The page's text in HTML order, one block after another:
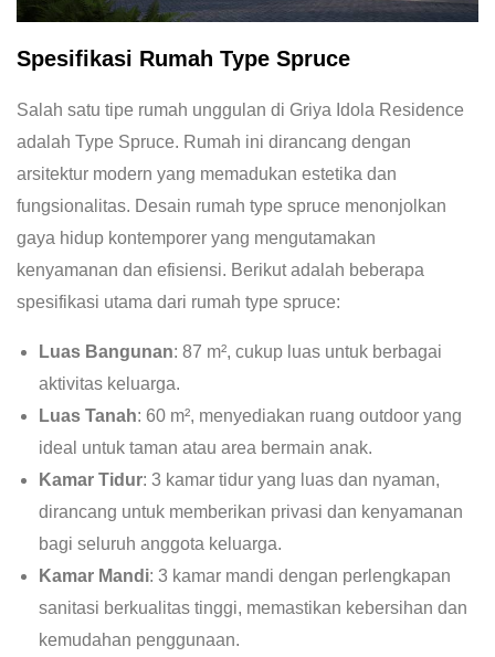
Spesifikasi Rumah Type Spruce
Salah satu tipe rumah unggulan di Griya Idola Residence
adalah Type Spruce. Rumah ini dirancang dengan
arsitektur modern yang memadukan estetika dan
fungsionalitas. Desain rumah type spruce menonjolkan
gaya hidup kontemporer yang mengutamakan
kenyamanan dan efisiensi. Berikut adalah beberapa
spesifikasi utama dari rumah type spruce:
Luas Bangunan: 87 m², cukup luas untuk berbagai
aktivitas keluarga.
Luas Tanah: 60 m², menyediakan ruang outdoor yang
ideal untuk taman atau area bermain anak.
Kamar Tidur: 3 kamar tidur yang luas dan nyaman,
dirancang untuk memberikan privasi dan kenyamanan
bagi seluruh anggota keluarga.
Kamar Mandi: 3 kamar mandi dengan perlengkapan
sanitasi berkualitas tinggi, memastikan kebersihan dan
kemudahan penggunaan.